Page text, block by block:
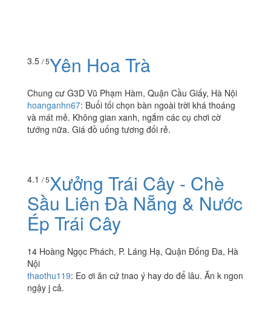
3.5 / 5Yên Hoa Trà
Chung cư G3D Vũ Phạm Hàm, Quận Cầu Giấy, Hà Nội
hoanganhn67: Buổi tối chọn bàn ngoài trời khá thoáng
và mát mẻ. Không gian xanh, ngắm các cụ chơi cờ
tướng nữa. Giá đồ uống tương đối rẻ.
4.1 / 5 Xưởng Trái Cây - Chè
Sầu Liên Đà Nẵng & Nước
Ép Trái Cây